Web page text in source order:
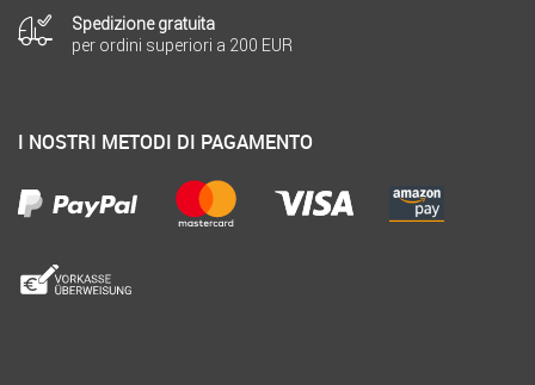
Spedizione gratuita
per ordini superiori a 200 EUR
I NOSTRI METODI DI PAGAMENTO